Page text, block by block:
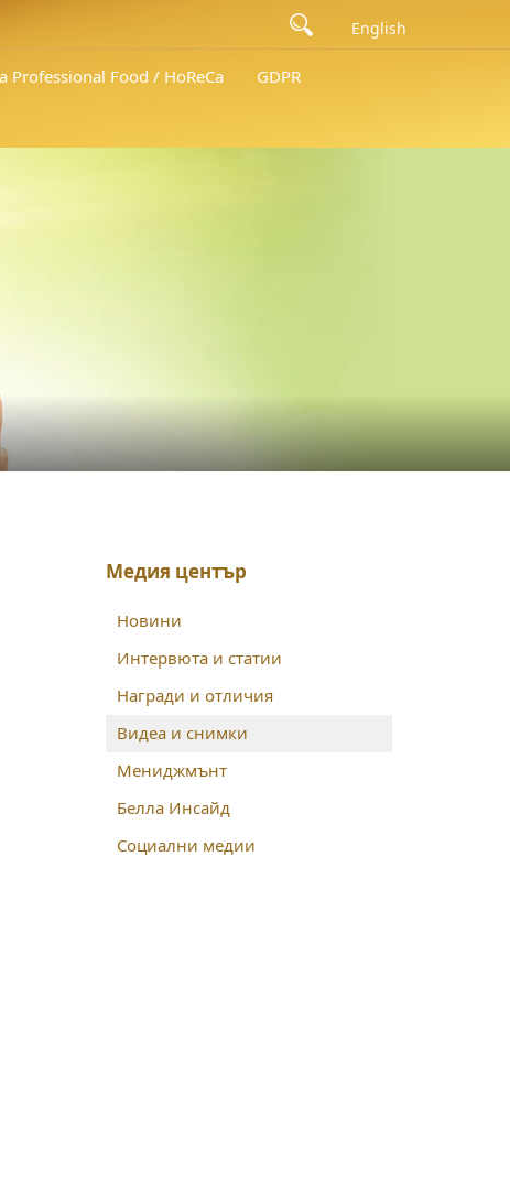
English
Professional Food / HoReCa GDPR
Медия център
Новини
Интервюта и статии
Награди и отличия
Видеа и снимки
Мениджмънт
Белла Инсайд
Социални медии